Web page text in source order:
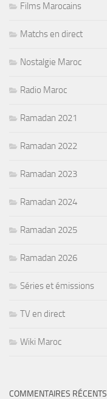
Films Marocains
Matchs en direct
Nostalgie Maroc
Radio Maroc
Ramadan 2021
Ramadan 2022
Ramadan 2023
Ramadan 2024
Ramadan 2025
Ramadan 2026
Séries et émissions
TV en direct
Wiki Maroc
COMMENTAIRES RÉCENTS